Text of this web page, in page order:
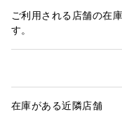
ご利用される店舗の在
す。
在庫がある近隣店舗